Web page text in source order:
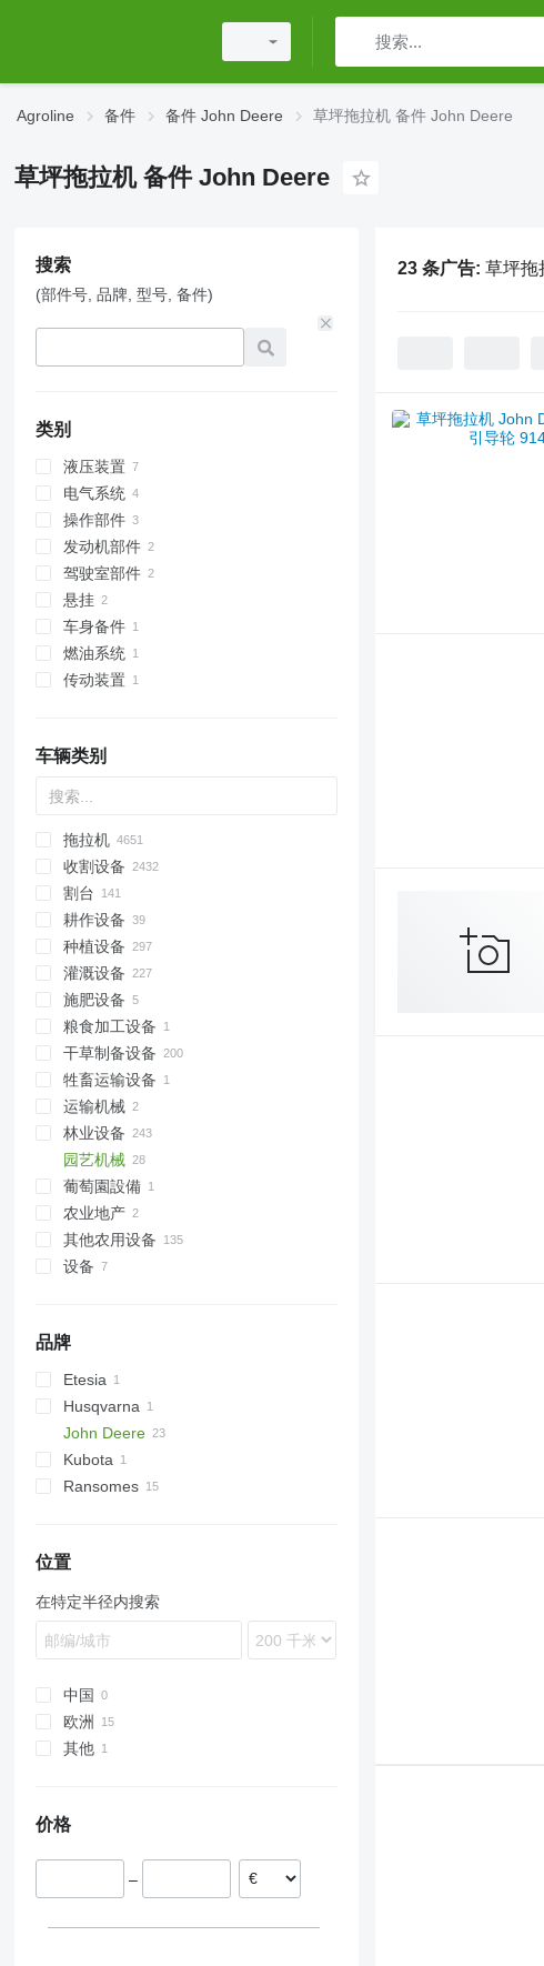
Agroline 备件 备件 John Deere 草坪拖拉机 备件 John Deere
草坪拖拉机 备件 John Deere
搜索
(部件号, 品牌, 型号, 备件)
类别
液压装置
液压缸
液压发动机
液压分配器
其他液压备件
电气系统
控制单元
皮带张紧器
仪表板
车灯玻璃
操作部件
轴
链轮
刀具
发动机部件
发动机
凸轮轴齿轮
驾驶室部件
驾驶室
发动机盖
悬挂
前引导轮
轮毂
车身备件
拖车杆
燃油系统
油箱
传动装置
车辆类别
拖拉机
小型牵引车
履带式拖拉机
轮式拖拉机
收割设备
摘棉机
甜菜收割机
联合收割机
饲料收割机
玉米收割机
其他收获机
割台
旋转式玉米收割台
物收割装置
玉米收割台
耕作设备
耙
深耕犁
中耕机
种植设备
灌溉设备
灌溉机
施肥设备
施肥机施肥机
粮食加工设备
干草制备设备
农业装载机
割草机
牲畜运输设备
畜牧机械
饲料相关设备
运输机械
林业设备
集材机
转运机
收割机
园艺机械
剪草机
草坪拖拉机
葡萄園設備
农业地产
电梯和粮仓
其他农用设备
设备
林用起重机
品牌
Etesia
Husqvarna
John Deere
2026 R
2254
Kubota
Ransomes
位置
在特定半径内搜索
中国
欧洲
其他
价格
–
23 条广告: 草坪拖